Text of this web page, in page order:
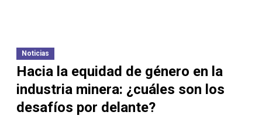
Noticias
Hacia la equidad de género en la
industria minera: ¿cuáles son los
desafíos por delante?